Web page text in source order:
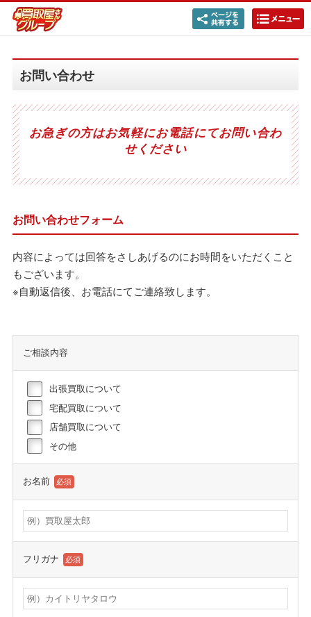
お問い合わせ
お急ぎの方はお気軽にお電話にてお問い合わ
せください
お問い合わせフォーム
内容によっては回答をさしあげるのにお時間をいただくこと
もございます。
※自動返信後、お電話にてご連絡致します。
ご相談内容
出張買取について
宅配買取について
店舗買取について
その他
お名前 必須
フリガナ 必須